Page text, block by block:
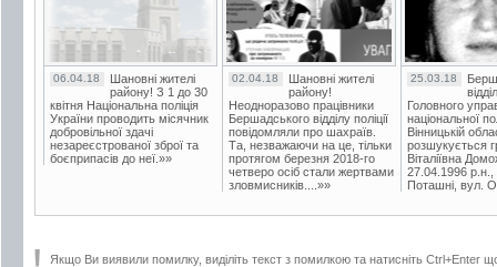
06.04.18
Шановні жителі
району! З 1 до 30
квітня Національна поліція
України проводить місячник
добровільної здачі
незареєстрованої зброї та
боєприпасів до неї.»»
02.04.18
Шановні жителі
району!
Неодноразово працівники
Бершадського відділу поліції
повідомляли про шахраїв.
Та, незважаючи на це, тільки
протягом березня 2018-го
четверо осіб стали жертвами
зловмисників....»»
25.03.18
Головного
національної
Вінницькій
розшукується
Віталіївна
27.04.1996 р.н.,
Поташні, вул.
Якщо Ви виявили помилку, виділіть текст з помилкою та натисніть Ctrl+Enter